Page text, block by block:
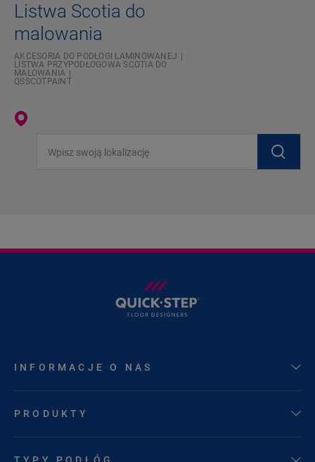
Listwa Scotia do
malowania
AKCESORIA DO PODŁOGI LAMINOWANEJ
LISTWA PRZYPODŁOGOWA SCOTIA DO
MALOWANIA
QSSCOTPAINT
INFORMACJE O NAS
PRODUKTY